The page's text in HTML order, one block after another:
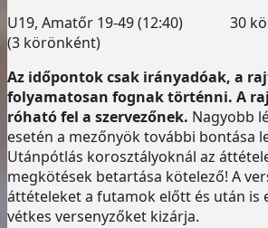
U19, Amatőr 19-49 (12:40) 30
(3 körönként)
Az időpontok csak irányadóak, a
folyamatosan fognak történni. A
róható fel a szervezőnek. Nagyobb
esetén a mezőnyök további bontása
Utánpótlás korosztályoknál az
megkötések betartása kötelező! A
áttételeket a futamok előtt és után is
vétkes versenyzőket kizárja.